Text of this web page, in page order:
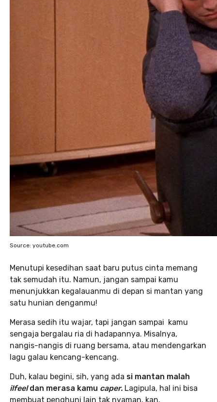
Source: youtube.com
Menutupi kesedihan saat baru putus cinta memang
tak semudah itu. Namun, jangan sampai kamu
menunjukkan kegalauanmu di depan si mantan yang
satu hunian denganmu!
Merasa sedih itu wajar, tapi jangan sampai kamu
sengaja bergalau ria di hadapannya. Misalnya,
nangis-nangis di ruang bersama, atau mendengarkan
lagu galau kencang-kencang.
Duh, kalau begini, sih, yang ada si mantan malah
ilfeeldan merasa kamu caper. Lagipula, hal ini bisa
membuat penghuni lain tak nyaman, kan.